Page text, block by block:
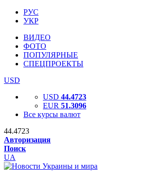
РУС
УКР
ВИДЕО
ФОТО
ПОПУЛЯРНЫЕ
СПЕЦПРОЕКТЫ
USD
USD 44.4723
EUR 51.3096
Все курсы валют
44.4723
Авторизация
Поиск
UA